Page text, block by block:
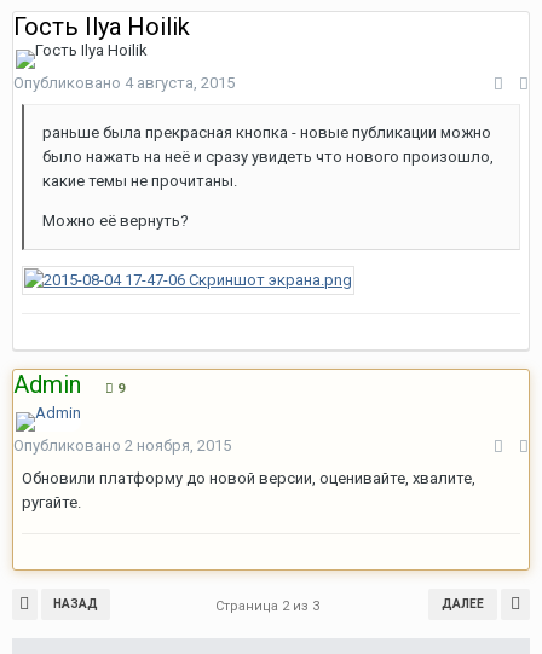
Гость Ilya Hoilik
Опубликовано 4 августа, 2015
раньше была прекрасная кнопка - новые публикации можно
было нажать на неё и сразу увидеть что нового произошло,
какие темы не прочитаны.
Можно её вернуть?
Admin 9
Опубликовано 2 ноября, 2015
Обновили платформу до новой версии, оценивайте, хвалите,
ругайте.
НАЗАД ДАЛЕЕ
Страница 2 из 3